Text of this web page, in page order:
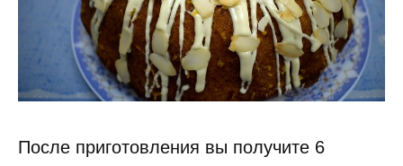
После приготовления вы получите 6